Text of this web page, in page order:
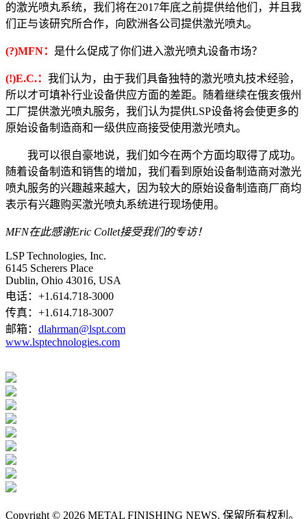
的激光喷丸系统，我们将在2017年底之前提供给他们，并且我
们正与该研究所合作，向欧洲各公司提供激光喷丸。
(?)MFN： 是什么促成了你们进入激光喷丸设备市场？
(!)E.C.： 我们认为，由于我们具备独特的激光喷丸技术经验，
所以才可填补行业设备供应方面的差距。随着继续在俄亥俄州
工厂提供激光喷丸服务，我们认为提供LSP设备将会使更多的
原始设备制造商和一级供应商接受使用激光喷丸。
我可以很自豪地说，我们如今在两个方面均取得了成功。
随着设备制造和销售的增加，我们看到原始设备制造商对激光
喷丸服务的兴趣越来越大，因为较大的原始设备制造商厂商均
表示有兴趣购买激光喷丸系统进行现场使用。
MFN在此感谢Eric Collet接受我们的专访！
LSP Technologies, Inc.
6145 Scherers Place
Dublin, Ohio 43016, USA
电话：+1.614.718-3000
传真：+1.614.718-3007
邮箱： dlahrman@lspt.com
www.lsptechnologies.com
Copyright © 2026 METAL FINISHING NEWS. 保留所有权利。